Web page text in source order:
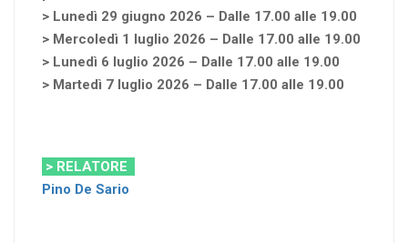
> Lunedì 29 giugno 2026 – Dalle 17.00 alle 19.00
> Mercoledì 1 luglio 2026 – Dalle 17.00 alle 19.00
> Lunedì 6 luglio 2026 – Dalle 17.00 alle 19.00
> Martedì 7 luglio 2026 – Dalle 17.00 alle 19.00
> RELATORE
Pino De Sario